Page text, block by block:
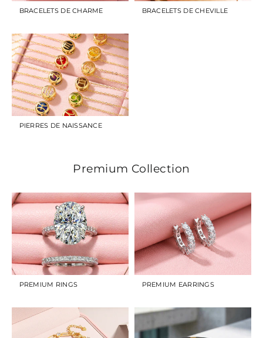
BRACELETS DE CHARME BRACELETS DE CHEVILLE
PIERRES DE NAISSANCE
Premium Collection
PREMIUM RINGS PREMIUM EARRINGS